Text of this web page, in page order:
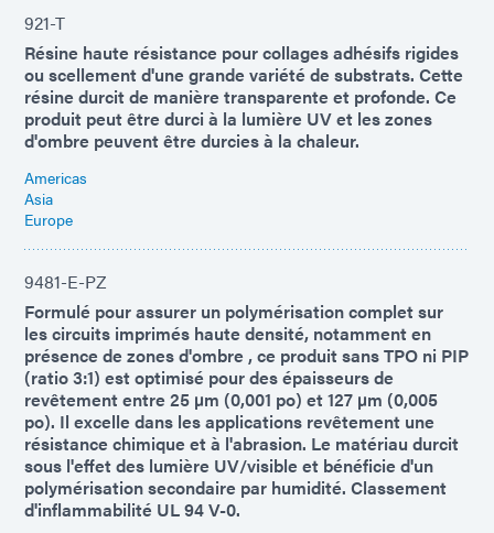
921-T
Résine haute résistance pour collages adhésifs rigides
ou scellement d'une grande variété de substrats. Cette
résine durcit de manière transparente et profonde. Ce
produit peut être durci à la lumière UV et les zones
d'ombre peuvent être durcies à la chaleur.
Americas
Asia
Europe
9481-E-PZ
Formulé pour assurer un polymérisation complet sur
les circuits imprimés haute densité, notamment en
présence de zones d'ombre , ce produit sans TPO ni PIP
(ratio 3:1) est optimisé pour des épaisseurs de
revêtement entre 25 µm (0,001 po) et 127 µm (0,005
po). Il excelle dans les applications revêtement une
résistance chimique et à l'abrasion. Le matériau durcit
sous l'effet des lumière UV/visible et bénéficie d'un
polymérisation secondaire par humidité. Classement
d'inflammabilité UL 94 V-0.